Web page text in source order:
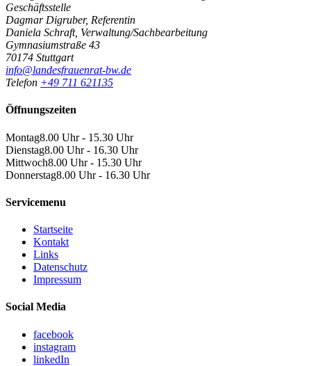
Geschäftsstelle
Dagmar Digruber, Referentin
Daniela Schraft, Verwaltung/Sachbearbeitung
Gymnasiumstraße 43
70174 Stuttgart
info@landesfrauenrat-bw.de
Telefon +49 711 621135
Öffnungszeiten
Montag8.00 Uhr - 15.30 Uhr
Dienstag8.00 Uhr - 16.30 Uhr
Mittwoch8.00 Uhr - 15.30 Uhr
Donnerstag8.00 Uhr - 16.30 Uhr
Servicemenu
Startseite
Kontakt
Links
Datenschutz
Impressum
Social Media
facebook
instagram
linkedIn